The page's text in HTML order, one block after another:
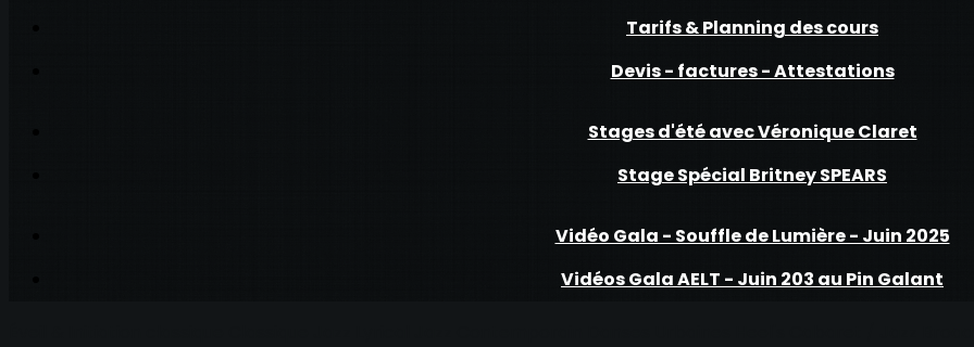
Tarifs & Planning des cours
Devis - factures - Attestations
Stages d'été avec Véronique Claret
Stage Spécial Britney SPEARS
Vidéo Gala - Souffle de Lumière - Juin 2025
Vidéos Gala AELT - Juin 203 au Pin Galant